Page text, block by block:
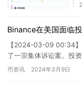
Binance在美国面临
【2024-03-09 00:34
了一宗集体诉讼案。投
值暴跌，并声称币安未
币资讯 2024年3月9日